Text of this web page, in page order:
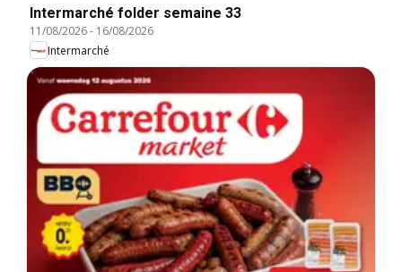
Intermarché folder semaine 33
11/08/2026- 16/08/2026
Intermarché